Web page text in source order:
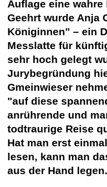
Auflage eine
Geehrt wurde Anja
Königinnen" – ein
Messlatte für
sehr hoch gelegt
Jurybegründung
Gmeinwieser
"auf diese
anrührende und
todtraurige Reise
Hat man erst
lesen, kann man
aus der Hand legen.